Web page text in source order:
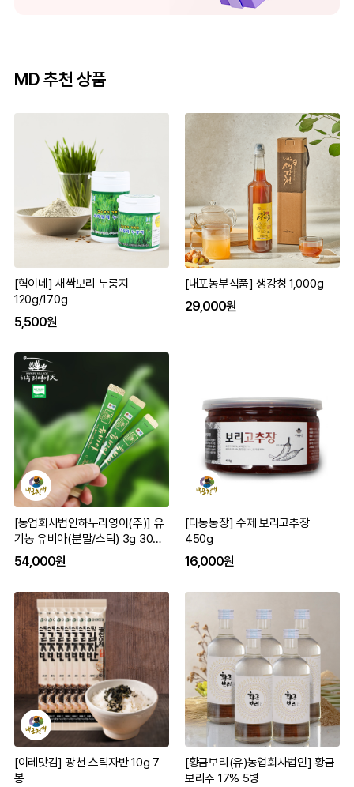
MD 추천 상품
[혁이네] 새싹보리 누룽지
120g/170g
5,500원
[내포농부식품] 생강청 1,000g
29,000원
[농업회사법인하누리영이(주)] 유
기농 유비아(분말/스틱) 3g 30봉
유기가공인증
54,000원
[다농농장] 수제 보리고추장
450g
16,000원
[이레맛김] 광천 스틱자반 10g 7
봉
[황금보리(유)농업회사법인] 황금
보리주 17% 5병